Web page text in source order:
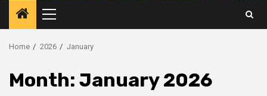
Primary
Menu
Home 2026 January
Month: January 2026